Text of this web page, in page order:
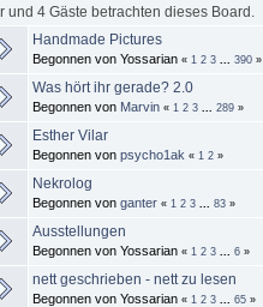
und 4 Gäste betrachten dieses Board.
Handmade Pictures
Begonnen von Yossarian« 1 2 3 ...390 »
Was hört ihr gerade? 2.0
Begonnen von Marvin « 1 2 3 ...289 »
Esther Vilar
Begonnen vonpsycho1ak « 1 2 »
Nekrolog
Begonnen vonganter « 1 2 3 ...83 »
Ausstellungen
Begonnen von Yossarian« 1 2 3 ...6 »
nett geschrieben - nett zu lesen
Begonnen von Yossarian« 1 2 3 ...65 »